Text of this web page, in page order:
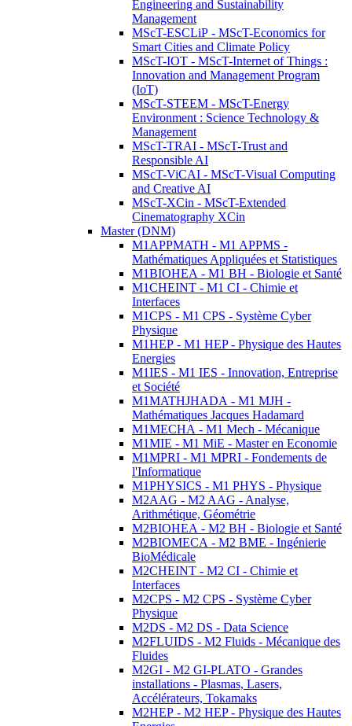
Engineering and Sustainability
Management
MScT-ESCLiP - MScT-Economics for
Smart Cities and Climate Policy
MScT-IOT - MScT-Internet of Things :
Innovation and Management Program
(IoT)
MScT-STEEM - MScT-Energy
Environment : Science Technology &
Management
MScT-TRAI - MScT-Trust and
Responsible AI
MScT-ViCAI - MScT-Visual Computing
and Creative AI
MScT-XCin - MScT-Extended
Cinematography XCin
Master (DNM)
M1APPMATH - M1 APPMS -
Mathématiques Appliquées et Statistiques
M1BIOHEA - M1 BH - Biologie et Santé
M1CHEINT - M1 CI - Chimie et
Interfaces
M1CPS - M1 CPS - Système Cyber
Physique
M1HEP - M1 HEP - Physique des Hautes
Energies
M1IES - M1 IES - Innovation, Entreprise
et Société
M1MATHJHADA - M1 MJH -
Mathématiques Jacques Hadamard
M1MECHA - M1 Mech - Mécanique
M1MIE - M1 MiE - Master en Economie
M1MPRI - M1 MPRI - Fondements de
l'Informatique
M1PHYSICS - M1 PHYS - Physique
M2AAG - M2 AAG - Analyse,
Arithmétique, Géométrie
M2BIOHEA - M2 BH - Biologie et Santé
M2BIOMECA - M2 BME - Ingénierie
BioMédicale
M2CHEINT - M2 CI - Chimie et
Interfaces
M2CPS - M2 CPS - Système Cyber
Physique
M2DS - M2 DS - Data Science
M2FLUIDS - M2 Fluids - Mécanique des
Fluides
M2GI - M2 GI-PLATO - Grandes
installations - Plasmas, Lasers,
Accélérateurs, Tokamaks
M2HEP - M2 HEP - Physique des Hautes